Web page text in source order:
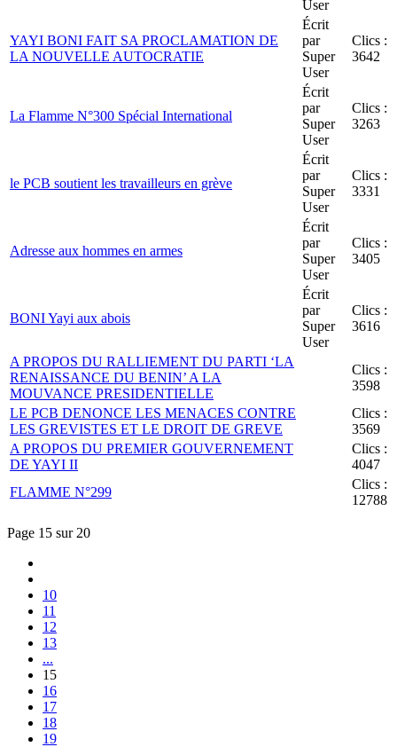
User
YAYI BONI FAIT SA PROCLAMATION DE
LA NOUVELLE AUTOCRATIE
Écrit
par
Super
User
Clics :
3642
La Flamme N°300 Spécial International
Écrit
par
Super
User
Clics :
3263
le PCB soutient les travailleurs en grève
Écrit
par
Super
User
Clics :
3331
Adresse aux hommes en armes
Écrit
par
Super
User
Clics :
3405
BONI Yayi aux abois
Écrit
par
Super
User
Clics :
3616
A PROPOS DU RALLIEMENT DU PARTI ‘LA
RENAISSANCE DU BENIN’ A LA
MOUVANCE PRESIDENTIELLE
Clics :
3598
LE PCB DENONCE LES MENACES CONTRE
LES GREVISTES ET LE DROIT DE GREVE
Clics :
3569
A PROPOS DU PREMIER GOUVERNEMENT
DE YAYI II
Clics :
4047
FLAMME N°299
Clics :
12788
Page 15 sur 20
10
11
12
13
...
15
16
17
18
19